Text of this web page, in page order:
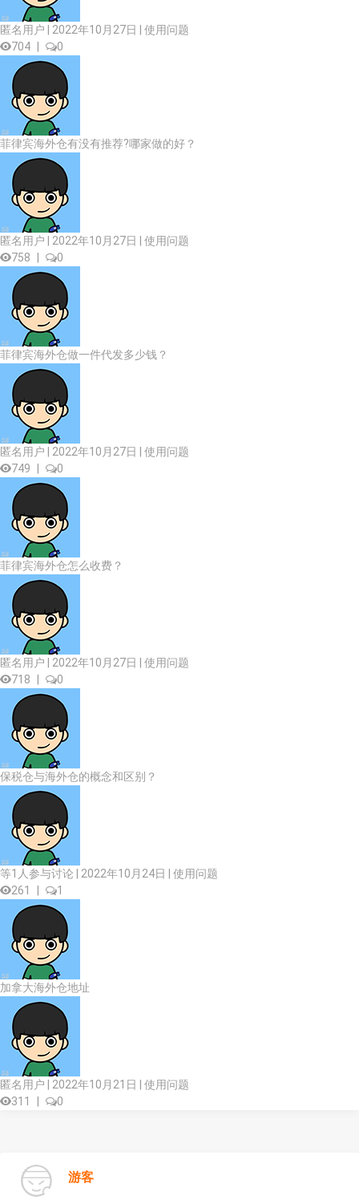
匿名用户 | 2022年10月27日 | 使用问题
704
0
菲律宾海外仓有没有推荐?哪家做的好？
匿名用户 | 2022年10月27日 | 使用问题
758
0
菲律宾海外仓做一件代发多少钱？
匿名用户 | 2022年10月27日 | 使用问题
749
0
菲律宾海外仓怎么收费？
匿名用户 | 2022年10月27日 | 使用问题
718
0
保税仓与海外仓的概念和区别？
等1人参与讨论 | 2022年10月24日 | 使用问题
261
1
加拿大海外仓地址
匿名用户 | 2022年10月21日 | 使用问题
311
0
游客